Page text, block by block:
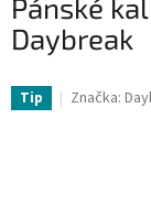
Pánské
Daybreak
Tip Značka: